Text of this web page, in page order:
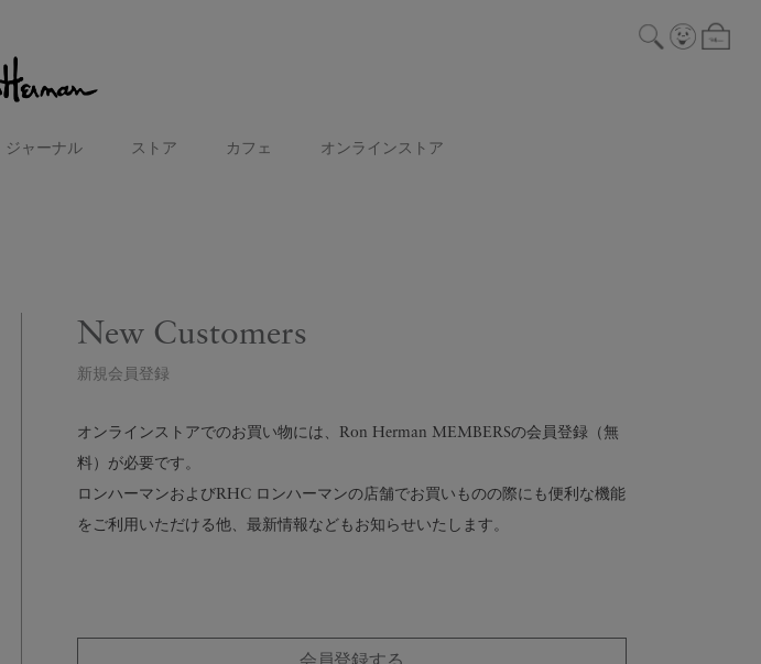
ジャーナル ストア カフェ オンラインストア
New Customers
新規会員登録
オンラインストアでのお買い物には、Ron Herman MEMBERSの会員登録（無
料）が必要です。
ロンハーマンおよびRHC ロンハーマンの店舗でお買いものの際にも便利な機能
をご利用いただける他、最新情報などもお知らせいたします。